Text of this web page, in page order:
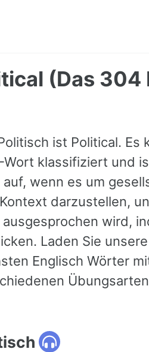
(Das
ist Political.
Wort klassifiziert und
wenn es um
darzustellen,
wird,
Laden Sie
Englisch Wörter